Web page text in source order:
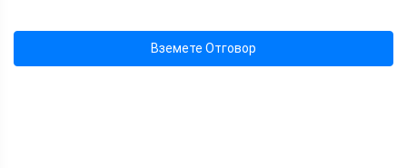
Вземете Отговор